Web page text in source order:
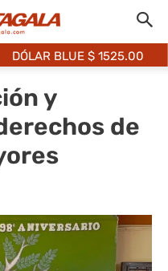
DÓLAR BLUE $ 1525.00
y
de